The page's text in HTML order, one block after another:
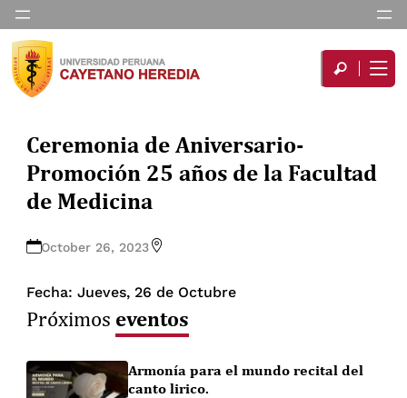
Ceremonia de Aniversario-
Promoción 25 años de la Facultad
de Medicina
October 26, 2023
Fecha: Jueves, 26 de Octubre
Próximos eventos
Armonía para el mundo recital del
canto lirico.